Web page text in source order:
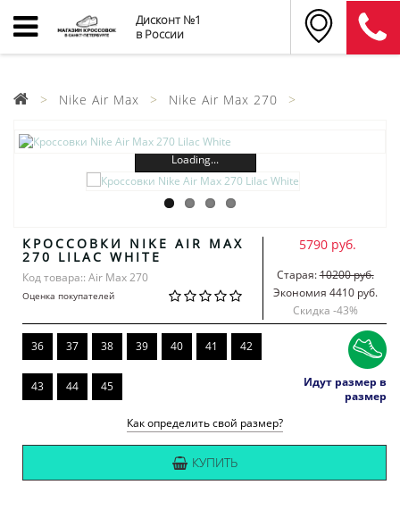
Дисконт №1
в России
Nike Air Max Nike Air Max 270
Loading...
КРОССОВКИ NIKE AIR MAX
270 LILAC WHITE
Код товара:: Air Max 270
Оценка покупателей
5790 руб.
Старая:10200 руб.
Экономия 4410 руб.
Скидка -43%
36 37 38 39 40 41 42
43 44 45
Идут размер в
размер
Как определить свой размер?
КУПИТЬ